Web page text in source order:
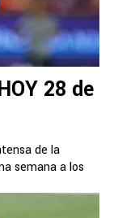
28 de
de la
semana a los